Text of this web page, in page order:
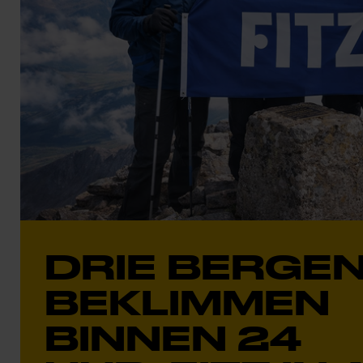
DRIE
BEKLIMMEN
BINNEN 24